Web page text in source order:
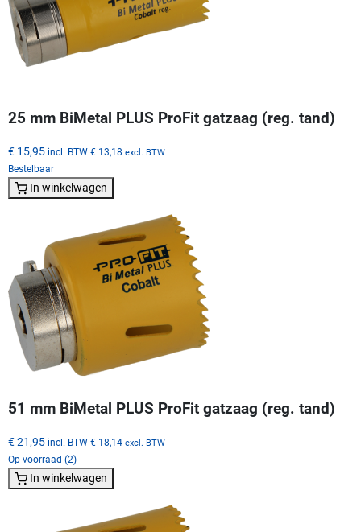
25 mm BiMetal PLUS ProFit gatzaag (reg. tand)
€ 15,95 incl. BTW € 13,18 excl. BTW
Bestelbaar
In winkelwagen
51 mm BiMetal PLUS ProFit gatzaag (reg. tand)
€ 21,95 incl. BTW € 18,14 excl. BTW
Op voorraad (2)
In winkelwagen